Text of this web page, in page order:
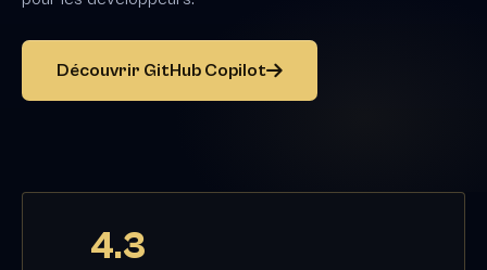
Découvrir GitHub Copilot
4.3